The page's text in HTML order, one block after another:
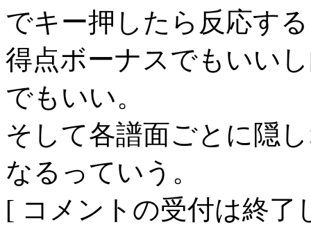
でキー押したら反応す
得点ボーナスでもいい
でもいい。
そして各譜面ごとに隠
なるっていう。
[ コメントの受付は終了